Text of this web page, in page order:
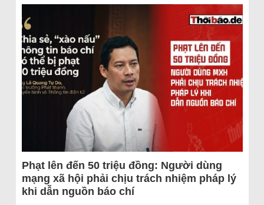
Phạt lên đến 50 triệu đồng: Người dùng
mạng xã hội phải chịu trách nhiệm pháp lý
khi dẫn nguồn báo chí